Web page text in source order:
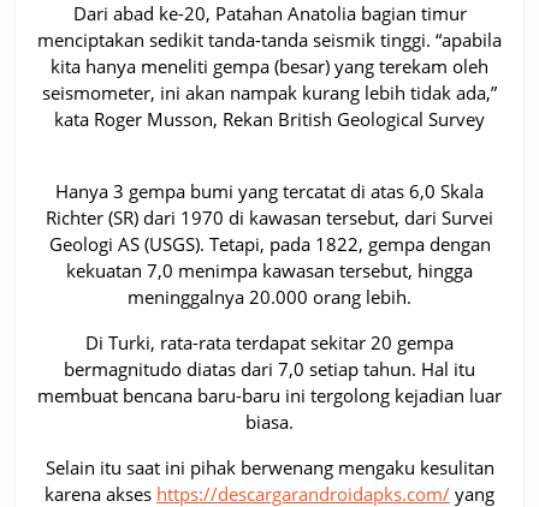
Dari abad ke-20, Patahan Anatolia bagian timur
menciptakan sedikit tanda-tanda seismik tinggi. “apabila
kita hanya meneliti gempa (besar) yang terekam oleh
seismometer, ini akan nampak kurang lebih tidak ada,”
kata Roger Musson, Rekan British Geological Survey
Hanya 3 gempa bumi yang tercatat di atas 6,0 Skala
Richter (SR) dari 1970 di kawasan tersebut, dari Survei
Geologi AS (USGS). Tetapi, pada 1822, gempa dengan
kekuatan 7,0 menimpa kawasan tersebut, hingga
meninggalnya 20.000 orang lebih.
Di Turki, rata-rata terdapat sekitar 20 gempa
bermagnitudo diatas dari 7,0 setiap tahun. Hal itu
membuat bencana baru-baru ini tergolong kejadian luar
biasa.
Selain itu saat ini pihak berwenang mengaku kesulitan
karena akses https://descargarandroidapks.com/ yang